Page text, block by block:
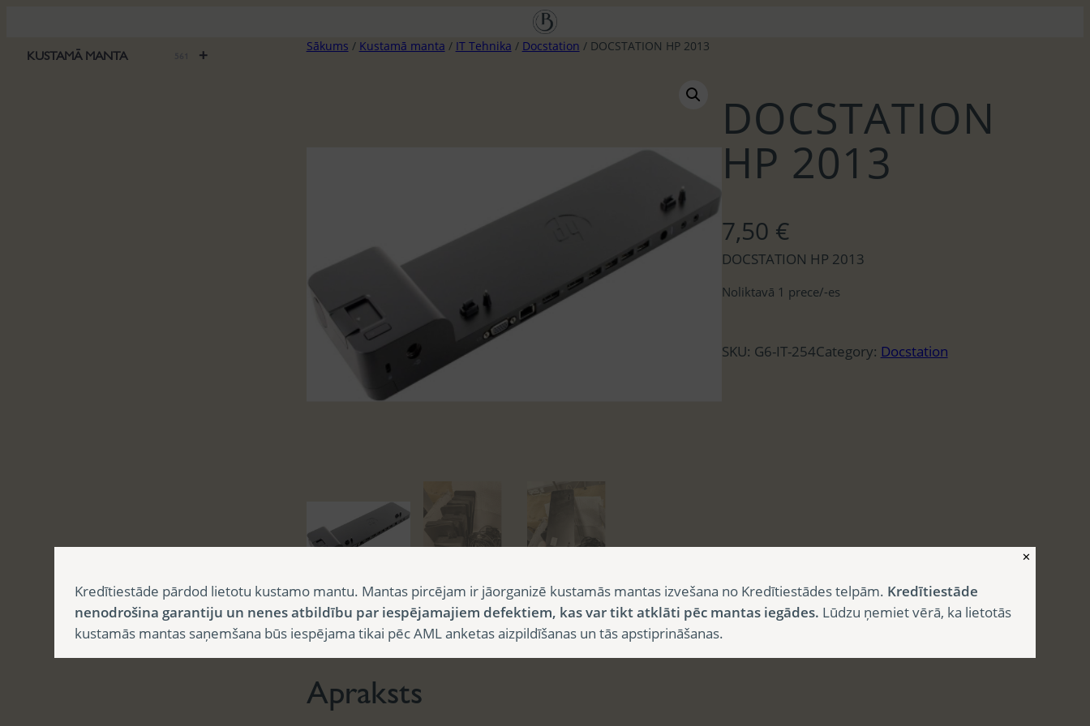
saturu
+
KUSTAMĀ MANTA
Sākums / Kustamā manta / IT Tehnika / Docstation / DOCSTATION HP 2013
DOCSTATION
HP 2013
7,50 €
DOCSTATION HP 2013
Noliktavā 1 prece/-es
SKU: G6-IT-254Category: Docstation
Apraksts
Apraksts
✕
Kredītiestāde pārdod lietotu kustamo mantu. Mantas pircējam ir jāorganizē kustamās mantas izvešana no Kredītiestādes telpām. Kredītiestāde
nenodrošina garantiju un nenes atbildību par iespējamajiem defektiem, kas var tikt atklāti pēc mantas iegādes. Lūdzu ņemiet vērā, ka lietotās
kustamās mantas saņemšana būs iespējama tikai pēc AML anketas aizpildīšanas un tās apstiprināšanas.